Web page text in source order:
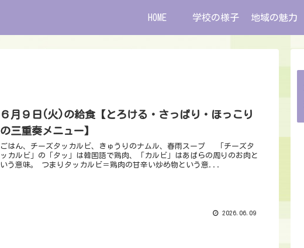
HOME 学校の様子 地域の魅力
６月９日(火)の給食【とろける・さっぱり・ほっこり
の三重奏メニュー】
ごはん、チーズタッカルビ、きゅうりのナムル、春雨スープ 「チーズタ
ッカルビ」の「タッ」は韓国語で鶏肉、「カルビ」はあばらの周りのお肉と
いう意味。 つまりタッカルビ＝鶏肉の甘辛い炒め物という意...
2026.06.09